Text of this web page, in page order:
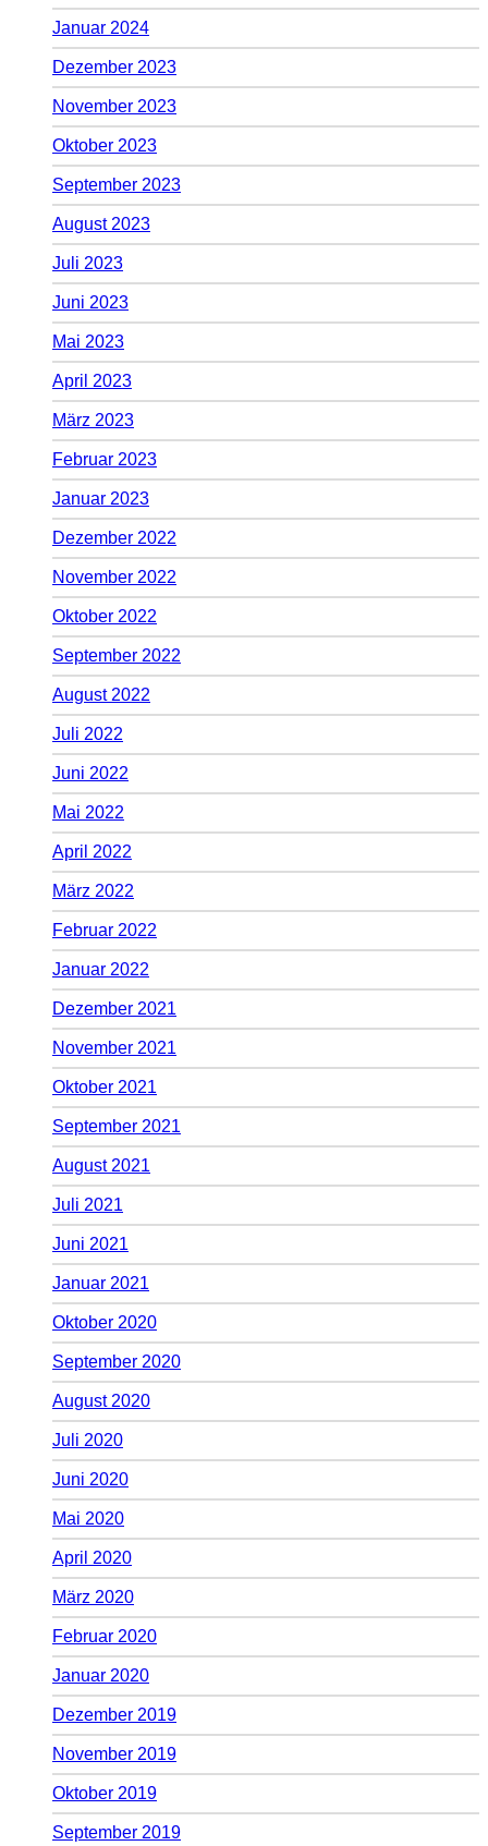
Januar 2024
Dezember 2023
November 2023
Oktober 2023
September 2023
August 2023
Juli 2023
Juni 2023
Mai 2023
April 2023
März 2023
Februar 2023
Januar 2023
Dezember 2022
November 2022
Oktober 2022
September 2022
August 2022
Juli 2022
Juni 2022
Mai 2022
April 2022
März 2022
Februar 2022
Januar 2022
Dezember 2021
November 2021
Oktober 2021
September 2021
August 2021
Juli 2021
Juni 2021
Januar 2021
Oktober 2020
September 2020
August 2020
Juli 2020
Juni 2020
Mai 2020
April 2020
März 2020
Februar 2020
Januar 2020
Dezember 2019
November 2019
Oktober 2019
September 2019